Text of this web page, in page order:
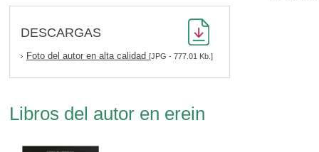
DESCARGAS
Foto del autor en alta calidad [JPG - 777.01 Kb.]
Libros del autor en erein